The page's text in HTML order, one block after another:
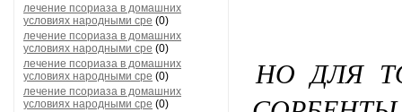
лечение псориаза в домашних
условиях народными сре (0)
лечение псориаза в домашних
условиях народными сре (0)
лечение псориаза в домашних
условиях народными сре (0)
лечение псориаза в домашних
условиях народными сре (0)
НО ДЛЯ